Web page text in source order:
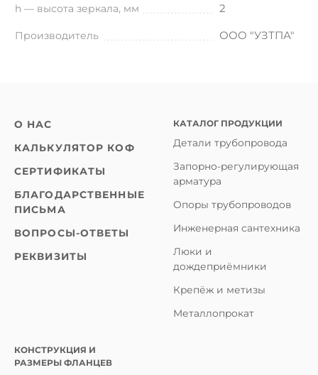
h — высота зеркала, мм 2
Производитель ООО "УЗТПА"
О НАС
КАЛЬКУЛЯТОР КОФ
СЕРТИФИКАТЫ
БЛАГОДАРСТВЕННЫЕ
ПИСЬМА
ВОПРОСЫ-ОТВЕТЫ
РЕКВИЗИТЫ
КАТАЛОГ ПРОДУКЦИИ
Детали трубопровода
Запорно-регулирующая
арматура
Опоры трубопроводов
Инженерная сантехника
Люки и
дождеприёмники
Крепёж и метизы
Металлопрокат
КОНСТРУКЦИЯ И
РАЗМЕРЫ ФЛАНЦЕВ